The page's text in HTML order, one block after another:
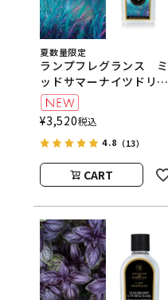
夏数量限定
ランプフレグランス ミ
ッドサマーナイツドリー
ム 500ml フレグラン
スランプ用オイル
ASHLEIGH&BURWOOD
（アシュレイアンドバー
ウッド）
¥3,520税込
4.8 （13）
CART